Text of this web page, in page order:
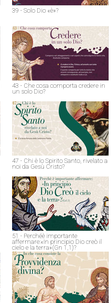
39 - Solo Dio «è»?
43 - Che cosa comporta credere in
un solo Dio?
47 - Chi è lo Spirito Santo, rivelato a
noi da Gesù Cristo?
51 - Perchéè importante
affermare:«In principio Dio creò il
cielo e la terra»(Gn 1,1)?